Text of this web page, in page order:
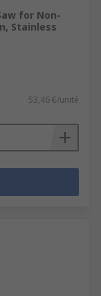
for Non-
Stainless
53,46 €/unité